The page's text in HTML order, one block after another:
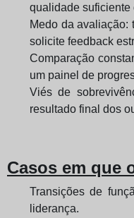
qualidade suficiente
Medo da avaliação:
solicite feedback
Comparação
um painel de
Viés de
resultado final dos
Casos em que
Transições de
liderança.